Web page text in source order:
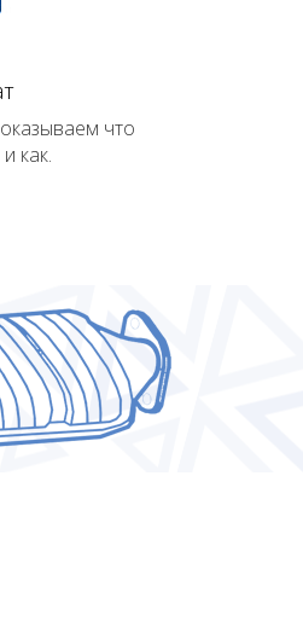
что
как.